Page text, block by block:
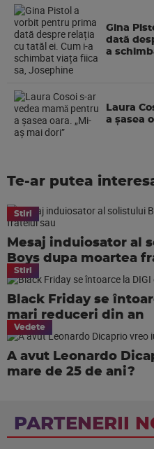
Gina
dată
a
Laura
a şasea
Te-ar putea
Stiri
Mesaj induiosator al
Boys dupa moartea
Stiri
Black Friday se
mari reduceri din an
Vedete
A avut Leonardo
mare de 25 de ani?
PARTENERII